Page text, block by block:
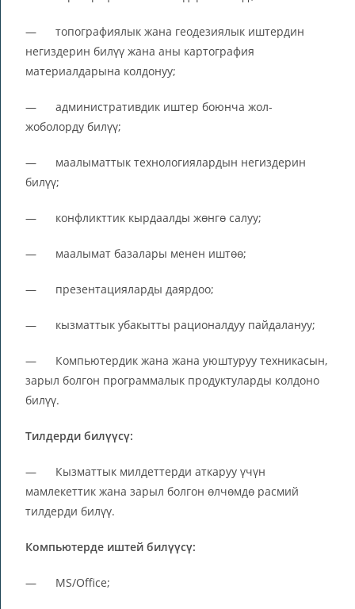
— топографиялык жана геодезиялык иштердин
негиздерин билүү жана аны картография
материалдарына колдонуу;
— административдик иштер боюнча жол-
жоболорду билүү;
— маалыматтык технологиялардын негиздерин
билүү;
— конфликттик кырдаалды жөнгө салуу;
— маалымат базалары менен иштөө;
— презентацияларды даярдоо;
— кызматтык убакытты рационалдуу пайдалануу;
— Компьютердик жана жана уюштуруу техникасын,
зарыл болгон программалык продуктуларды колдоно
билүү.
Тилдерди билүүсү:
— Кызматтык милдеттерди аткаруу үчүн
мамлекеттик жана зарыл болгон өлчөмдө расмий
тилдерди билүү.
Компьютерде иштей билүүсү:
— MS/Office;